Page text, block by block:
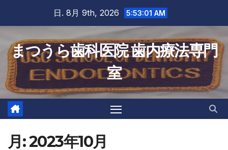
content
日. 8月 9th, 2026 5:53:03 AM
まつうら歯科医院 歯内療法専門
室
月:2023年10月